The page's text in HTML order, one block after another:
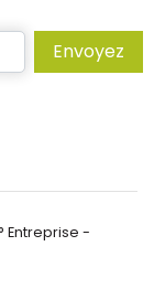
Envoyez
Entreprise -